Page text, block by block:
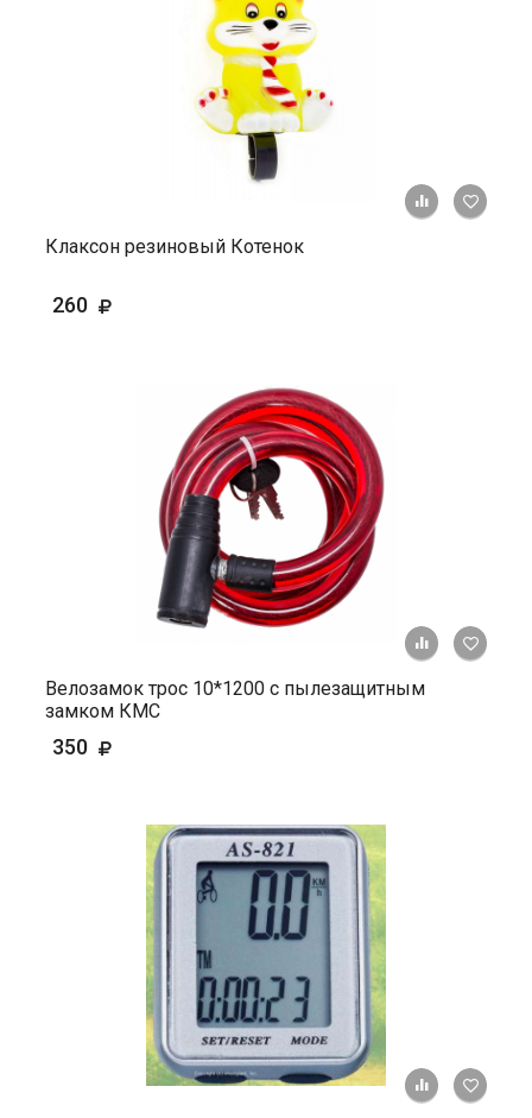
+ К
Клаксон резиновый Котенок
260
+ К
Велозамок трос 10*1200 с пылезащитным
замком КМС
350
+ К